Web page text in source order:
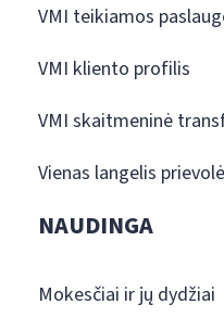
VMI teikiamos
VMI kliento profilis
VMI skaitmeninė
Vienas langelis
NAUDINGA
Mokesčiai ir jų dydžiai